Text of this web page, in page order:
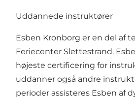
Uddannede instruktører
Esben Kronborg er en del af
Feriecenter Slettestrand.
højeste certificering for
uddanner også andre
perioder assisteres Esben af